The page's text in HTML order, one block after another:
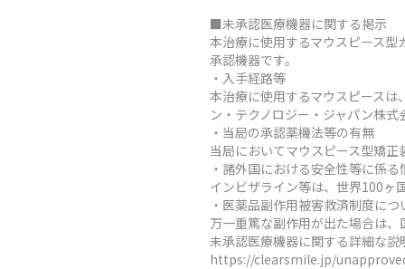
■未承認医療機器に関する掲示
本治療に使用するマウスピース
承認機器です。
・入手経路等
本治療に使用するマウスピース
ン・テクノロジー・ジャパン株
・当局の承認薬機法等の有無
当局においてマウスピース型矯
・諸外国における安全性等に係る
インビザライン等は、世界100ヶ
・医薬品副作用被害救済制度につ
万一重篤な副作用が出た場合は
未承認医療機器に関する詳細な
https://clearsmile.jp/